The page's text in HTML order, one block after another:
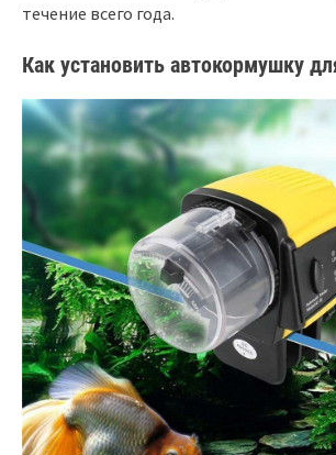
течение всего года.
Как установить автокормушку